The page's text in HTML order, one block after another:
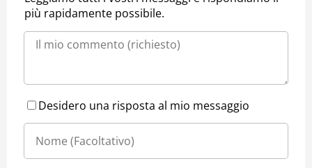
più rapidamente possibile.
Desidero una risposta al mio messaggio